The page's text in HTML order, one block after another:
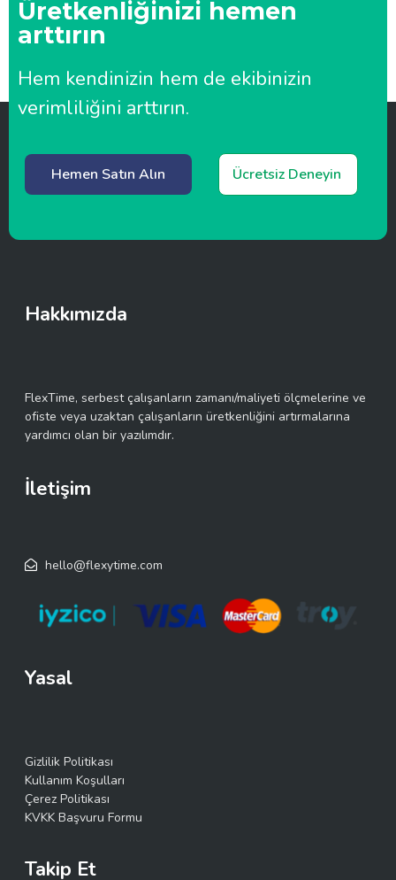
Üretkenliğinizi hemen
arttırın
Hem kendinizin hem de ekibinizin
verimliliğini arttırın.
Hemen Satın Alın Ücretsiz Deneyin
Hakkımızda
FlexTime, serbest çalışanların zamanı/maliyeti ölçmelerine ve
ofiste veya uzaktan çalışanların üretkenliğini artırmalarına
yardımcı olan bir yazılımdır.
İletişim
hello@flexytime.com
Yasal
Gizlilik Politikası
Kullanım Koşulları
Çerez Politikası
KVKK Başvuru Formu
Takip Et